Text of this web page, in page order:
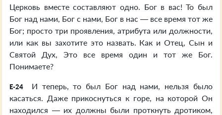
Церковь вместе составляют одно. Бог в вас! То был
Бог над нами, Бог с нами, Бог в нас — все время тот же
Бог; просто три проявления, атрибута или должности,
или как вы захотите это назвать. Как и Отец, Сын и
Святой Дух, Это все время один и тот же Бог.
Понимаете?
E-24
И теперь, то был Бог над нами, нельзя было
касаться. Даже прикоснуться к горе, на которой Он
находился — их должны были проткнуть дротиком,